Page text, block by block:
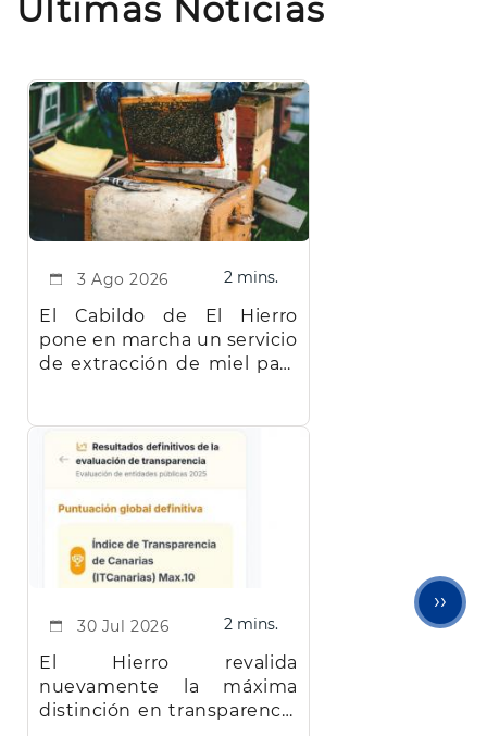
Últimas Noticias
3 Ago 2026 2 mins.
El Cabildo de El Hierro
pone en marcha un servicio
de extracción de miel para
30 Jul 2026 2 mins.
El Hierro revalida
nuevamente la máxima
distinción en transparencia
››